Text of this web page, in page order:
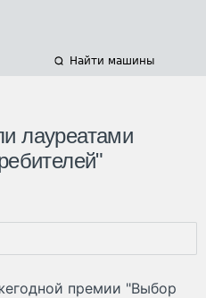
Найти машины
лауреатами
премии "Выбор